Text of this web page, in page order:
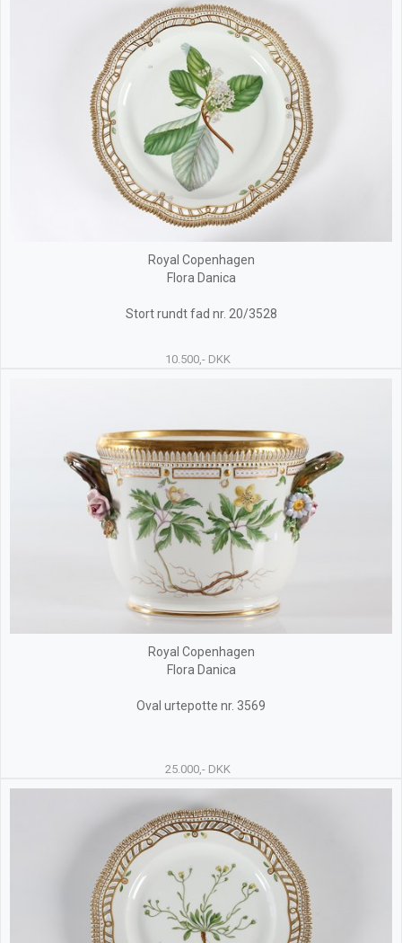
Royal Copenhagen
Flora Danica
Stort rundt fad nr. 20/3528
10.500,- DKK
Royal Copenhagen
Flora Danica
Oval urtepotte nr. 3569
25.000,- DKK